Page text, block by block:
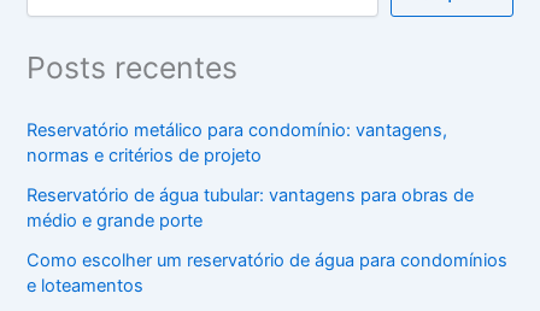
Posts recentes
Reservatório metálico para condomínio: vantagens,
normas e critérios de projeto
Reservatório de água tubular: vantagens para obras de
médio e grande porte
Como escolher um reservatório de água para condomínios
e loteamentos